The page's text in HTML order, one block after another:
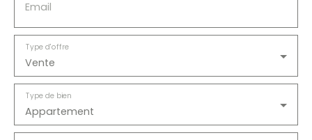
Email
Vente
Type d'offre
Appartement
Type de bien